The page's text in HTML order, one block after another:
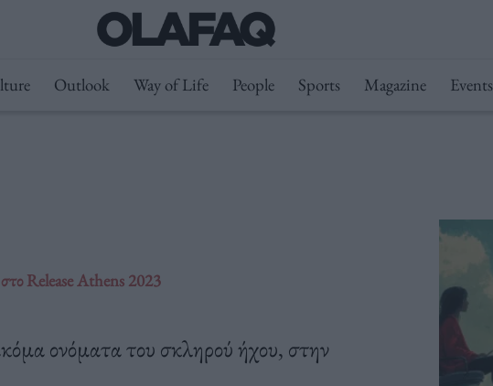
Outlook Way of Life People Sports Magazine Events
Release Athens 2023
ονόματα του σκληρού ήχου, στην